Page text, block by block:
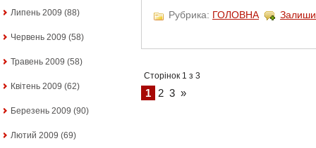
Липень 2009 (88)
Червень 2009 (58)
Травень 2009 (58)
Квітень 2009 (62)
Березень 2009 (90)
Лютий 2009 (69)
Рубрика: ГОЛОВНА
Сторінок 1 з 3
1 2 3 »